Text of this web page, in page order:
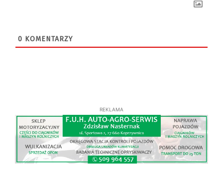
0 KOMENTARZY
REKLAMA